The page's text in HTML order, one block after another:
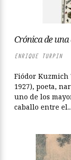
Crónica de una
ENRIQUE TURPIN
Fiódor Kuzmich
1927), poeta,
uno de los
caballo entre el...